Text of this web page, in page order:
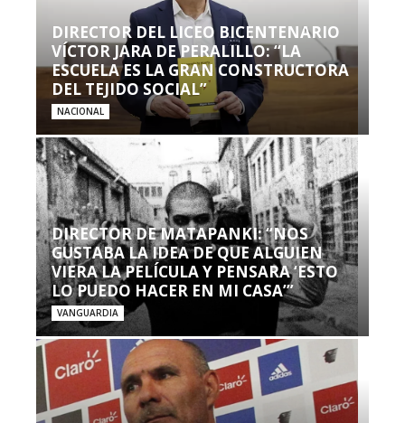
DIRECTOR DEL LICEO BICENTENARIO
VÍCTOR JARA DE PERALILLO: “LA
ESCUELA ES LA GRAN CONSTRUCTORA
DEL TEJIDO SOCIAL”
NACIONAL
DIRECTOR DE MATAPANKI: “NOS
GUSTABA LA IDEA DE QUE ALGUIEN
VIERA LA PELÍCULA Y PENSARA ‘ESTO
LO PUEDO HACER EN MI CASA’”
VANGUARDIA